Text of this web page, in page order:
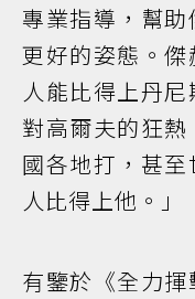
專業指導，幫
更好的姿態。
人能比得上丹
對高爾夫的狂
國各地打，甚
人比得上他。」
有鑒於《全力